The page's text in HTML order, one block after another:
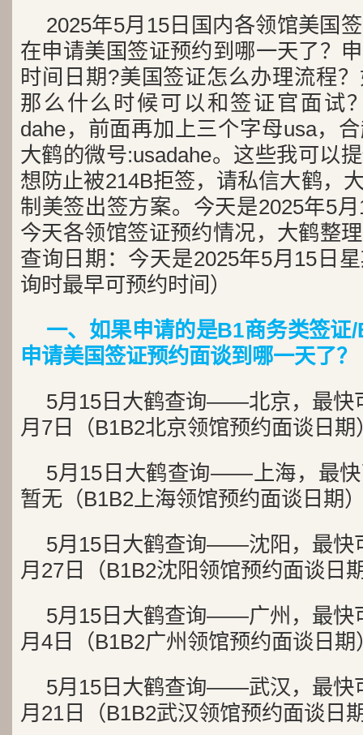
2025年5月15日国内各领馆美国
在申请美国签证预约到哪一天了？
时间日期?美国签证怎么办理流程
那么什么时候可以和签证官面试
dahe，前面再加上三个字母usa，
大鹤的微号:usadahe。这些我可以
想防止被214B拒签，请私信大鹤，
制美签出签方案。今天是2025年5
今天各领馆签证预约情况，大鹤整
查询日期：今天是2025年5月15日
询时最早可预约时间）
一、如果申请的是B1商务类签证
申请美国签证预约面谈到哪一天了？
5月15日 大鹤查询——北京，最快
月7日（B1B2北京领馆预约面谈日期
5月15日大鹤查询——上海，最
暂无（B1B2上海领馆预约面谈日期
5月15日大鹤查询——沈阳，最快
月27日（B1B2沈阳领馆预约面谈日
5月15日大鹤查询——广州，最快
月4日（B1B2广州领馆预约面谈日期
5月15日大鹤查询——武汉，最快
月21日（B1B2武汉领馆预约面谈日